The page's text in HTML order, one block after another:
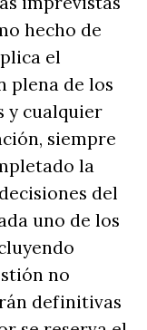
hecho de
el
plena de los
y cualquier
siempre
la
del
uno de los
no
definitivas